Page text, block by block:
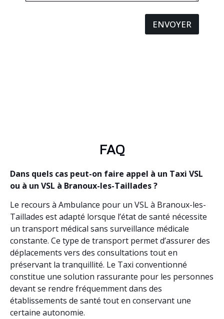
ENVOYER
FAQ
Dans quels cas peut-on faire appel à un Taxi VSL
ou à un VSL à Branoux-les-Taillades ?
Le recours à Ambulance pour un VSL à Branoux-les-
Taillades est adapté lorsque l’état de santé nécessite
un transport médical sans surveillance médicale
constante. Ce type de transport permet d’assurer des
déplacements vers des consultations tout en
préservant la tranquillité. Le Taxi conventionné
constitue une solution rassurante pour les personnes
devant se rendre fréquemment dans des
établissements de santé tout en conservant une
certaine autonomie.